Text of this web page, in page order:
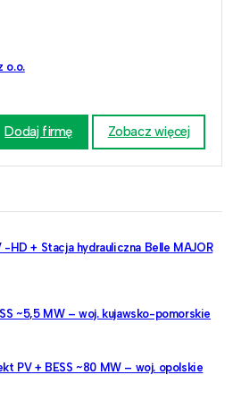
o.o.
Dodaj firmę Zobacz więcej
HD + Stacja hydrauliczna Belle MAJOR
~5,5 MW – woj. kujawsko-pomorskie
PV + BESS ~80 MW – woj. opolskie